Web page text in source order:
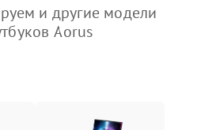
и другие модели
Aorus